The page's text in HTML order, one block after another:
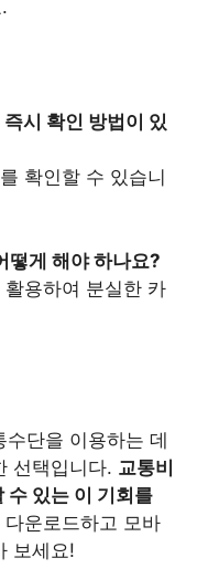
시 확인 방법이 있
확인할 수 있습니
떻게 해야 하나요?
용하여 분실한 카
단을 이용하는 데
선택입니다. 교통비
수 있는 이 기회를
운로드하고 모바
보세요!